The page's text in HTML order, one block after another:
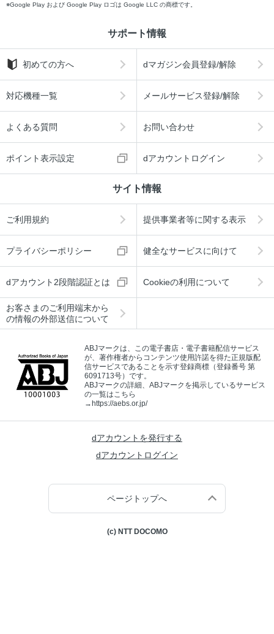
Google Play および Google Play ロゴは Google LLC の商標です。
サポート情報
初めての方へ dマガジン会員登録/解除
対応機種一覧 メールサービス登録/解除
よくある質問 お問い合わせ
ポイント表示設定 dアカウントログイン
サイト情報
ご利用規約 提供事業者等に関する表示
プライバシーポリシー 健全なサービスに向けて
dアカウント2段階認証とは Cookieの利用について
お客さまのご利用端末から
の情報の外部送信について
ABJマークは、この電子書店・電子書籍配信サービス
が、著作権者からコンテンツ使用許諾を得た正規版配
信サービスであることを示す登録商標（登録番号 第
6091713号）です。
ABJマークの詳細、ABJマークを掲示しているサービス
の一覧はこちら
→https://aebs.or.jp/
dアカウントを発行する
dアカウントログイン
ページトップへ
(c) NTT DOCOMO